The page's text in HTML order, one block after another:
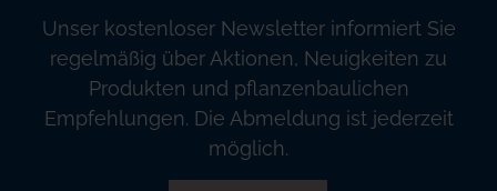
Unser kostenloser Newsletter informiert Sie
regelmäßig über Aktionen, Neuigkeiten zu
Produkten und pflanzenbaulichen
Empfehlungen. Die Abmeldung ist jederzeit
möglich.